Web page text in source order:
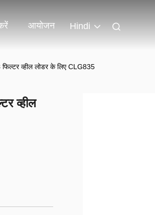
आयोजन Hindi
फिल्टर व्हील लोडर के लिए CLG835
व्हील